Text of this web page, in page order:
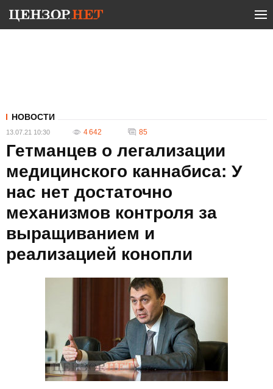
НОВОСТИ
13.07.21 10:30 4 642 85
Гетманцев о легализации
медицинского каннабиса: У
нас нет достаточно
механизмов контроля за
выращиванием и
реализацией конопли